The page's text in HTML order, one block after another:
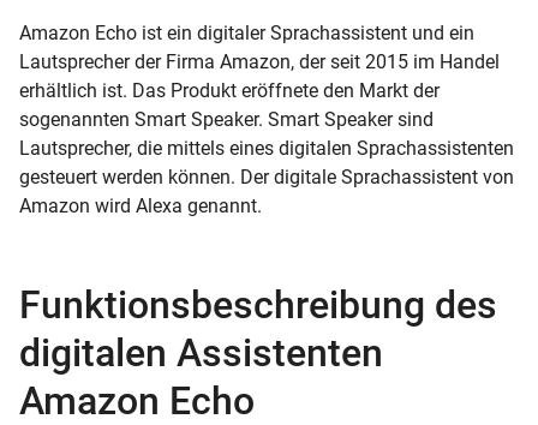
Amazon Echo ist ein digitaler Sprachassistent und ein
Lautsprecher der Firma Amazon, der seit 2015 im Handel
erhältlich ist. Das Produkt eröffnete den Markt der
sogenannten Smart Speaker. Smart Speaker sind
Lautsprecher, die mittels eines digitalen Sprachassistenten
gesteuert werden können. Der digitale Sprachassistent von
Amazon wird Alexa genannt.
Funktionsbeschreibung des
digitalen Assistenten
Amazon Echo